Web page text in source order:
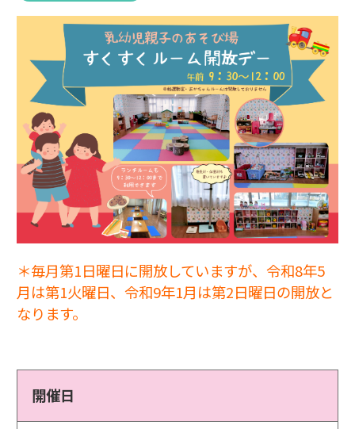
＊毎月第1日曜日に開放していますが、令和8年5
月は第1火曜日、令和9年1月は第2日曜日の開放と
なります。
開催日